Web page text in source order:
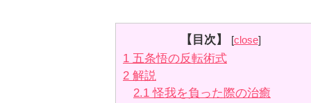
【目次】 [close]
1 五条悟の反転術式
2 解説
2.1 怪我を負った際の治癒